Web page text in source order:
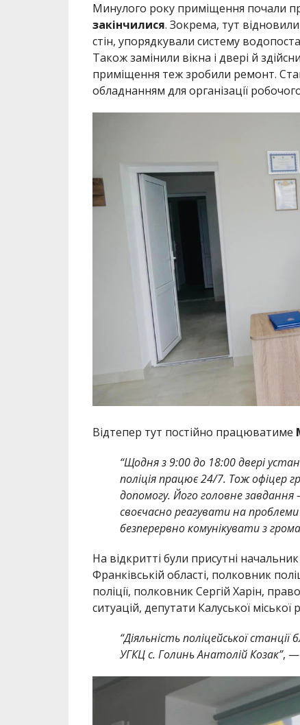
Минулого року приміщення почали
закінчилися. Зокрема, тут
стін, упорядкували систему
Також замінили вікна і двері й
приміщення теж зробили ремонт.
обладнанням для організації
Відтепер тут постійно працюватиме
“Щодня з 9:00 до 18:00 двері
поліція працює 24/7. Тож офіцер
допомогу. Його головне
своєчасно реагувати на
безперервно комунікувати з
На відкритті були присутні
Франківській області, полковник
поліції, полковник Сергій Харін,
ситуацій, депутати Калуської
“Діяльність поліцейської
УГКЦ с. Голинь Анатолій Козак”, —